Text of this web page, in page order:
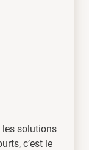
les solutions
c’est le